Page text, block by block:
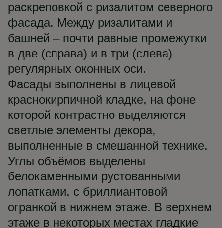
раскреповкой с ризалитом северного
фасада. Между ризалитами и
башней – почти равные промежутки
в две (справа) и в три (слева)
регулярных оконных оси.
Фасады выполнены в лицевой
краснокирпичной кладке, на фоне
которой контрастно выделяются
светлые элементы декора,
выполненные в смешанной технике.
Углы объёмов выделены
белокаменными рустованными
лопатками, с бриллиантовой
огранкой в нижнем этаже. В верхнем
этаже в некоторых местах гладкие